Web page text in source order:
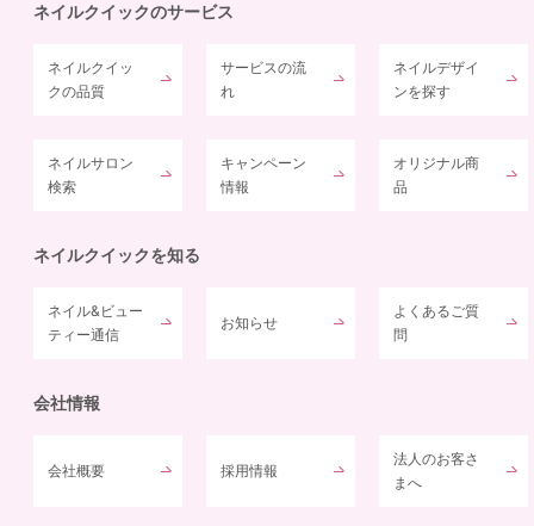
ネイルクイックのサービス
ネイルクイッ
クの品質
サービスの流
れ
ネイルデザイ
ンを探す
ネイルサロン
検索
キャンペーン
情報
オリジナル商
品
ネイルクイックを知る
ネイル&ビュー
ティー通信
お知らせ
よくあるご質
問
会社情報
会社概要 採用情報
法人のお客さ
まへ